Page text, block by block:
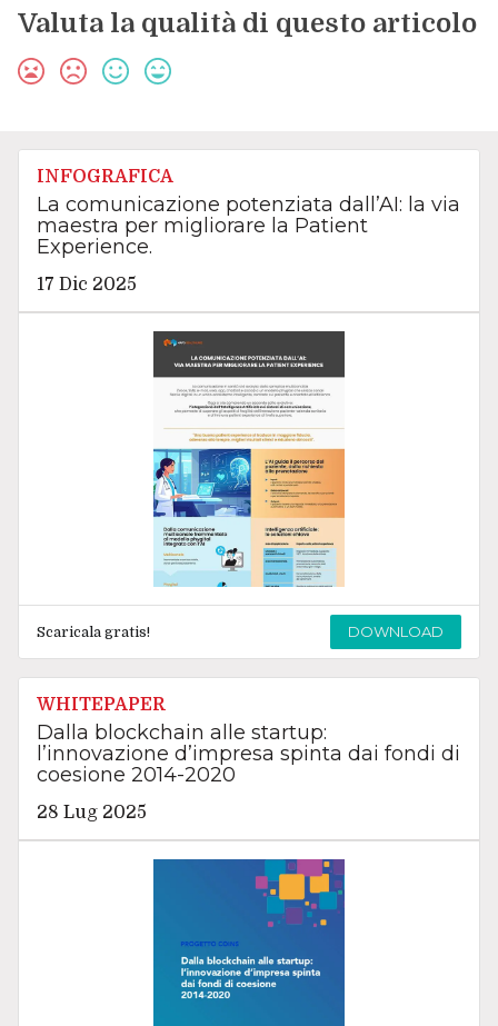
Valuta la qualità di questo articolo
INFOGRAFICA
La comunicazione potenziata dall’AI: la via
maestra per migliorare la Patient
Experience.
17 Dic 2025
Scaricala gratis! DOWNLOAD
WHITEPAPER
Dalla blockchain alle startup:
l’innovazione d’impresa spinta dai fondi di
coesione 2014-2020
28 Lug 2025